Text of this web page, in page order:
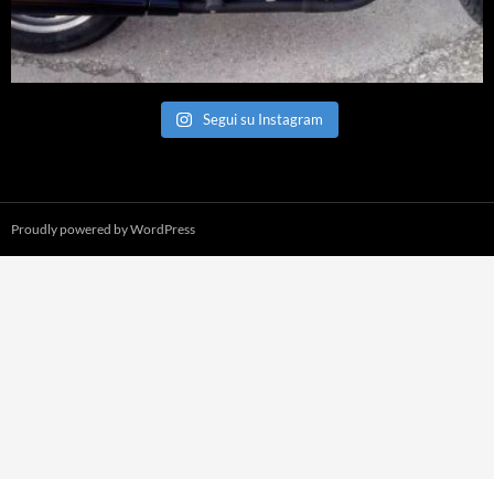
Segui su Instagram
Proudly powered by WordPress